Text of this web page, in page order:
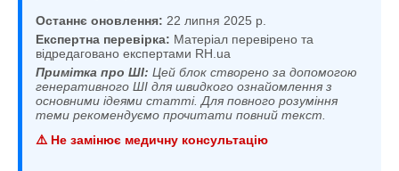
Останнє оновлення: 22 липня 2025 р.
Експертна перевірка: Матеріал перевірено та
відредаговано експертами RH.ua
Примітка про ШІ: Цей блок створено за допомогою
генеративного ШІ для швидкого ознайомлення з
основними ідеями статті. Для повного розуміння
теми рекомендуємо прочитати повний текст.
⚠️ Не замінює медичну консультацію